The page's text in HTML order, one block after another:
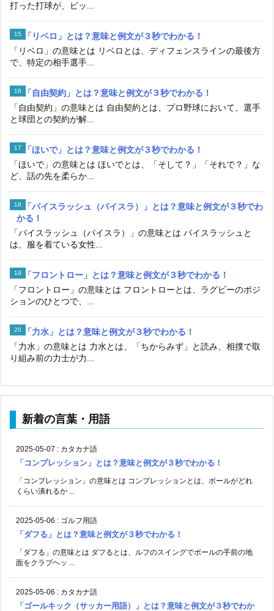
打った打球が、ピッ...
「リベロ」とは？意味と例文が３秒でわかる！
「リベロ」の意味とは リベロとは、ディフェンスラインの最後方
で、特定の相手選手...
「自由契約」とは？意味と例文が３秒でわかる！
「自由契約」の意味とは 自由契約とは、プロ野球において、選手
と球団との契約が解...
「ほいで」とは？意味と例文が３秒でわかる！
「ほいで」の意味とは ほいでとは、「そして？」「それで？」な
ど、話の先を柔らか...
「パイスラッシュ（パイスラ）」とは？意味と例文が３秒でわ
かる！
「パイスラッシュ（パイスラ）」の意味とは パイスラッシュと
は、服を着ている女性...
「フロントロー」とは？意味と例文が３秒でわかる！
「フロントロー」の意味とは フロントローとは、ラグビーのポジ
ションのひとつで、...
「力水」とは？意味と例文が３秒でわかる！
「力水」の意味とは 力水とは、「ちからみず」と読み、相撲で取
り組み前の力士が力...
新着の言葉・用語
2025-05-07 : カタカナ語
「コンプレッション」とは？意味と例文が３秒でわかる！
「コンプレッション」の意味とは コンプレッションとは、ボールがどれ
くらい潰れるか ...
2025-05-06 : ゴルフ用語
「ダフる」とは？意味と例文が３秒でわかる！
「ダフる」の意味とは ダフるとは、ルフのスイングでボールの手前の地
面をクラブヘッ ...
2025-05-06 : カタカナ語
「ゴールキック（サッカー用語）」とは？意味と例文が３秒でわか